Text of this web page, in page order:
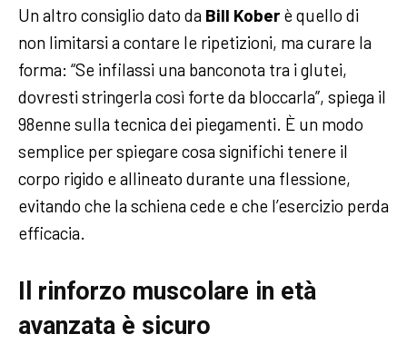
Un altro consiglio dato da Bill Kober è quello di
non limitarsi a contare le ripetizioni, ma curare la
forma: “Se infilassi una banconota tra i glutei,
dovresti stringerla così forte da bloccarla”, spiega il
98enne sulla tecnica dei piegamenti. È un modo
semplice per spiegare cosa significhi tenere il
corpo rigido e allineato durante una flessione,
evitando che la schiena cede e che l’esercizio perda
efficacia.
Il rinforzo muscolare in età
avanzata è sicuro